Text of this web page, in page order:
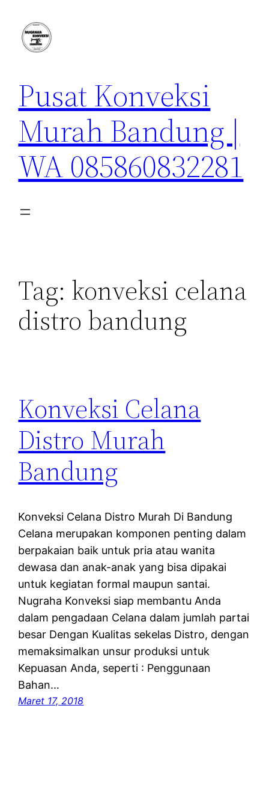
konten
Pusat Konveksi
Murah Bandung |
WA 085860832281
Tag: konveksi celana
distro bandung
Konveksi Celana
Distro Murah
Bandung
Konveksi Celana Distro Murah Di Bandung
Celana merupakan komponen penting dalam
berpakaian baik untuk pria atau wanita
dewasa dan anak-anak yang bisa dipakai
untuk kegiatan formal maupun santai.
Nugraha Konveksi siap membantu Anda
dalam pengadaan Celana dalam jumlah partai
besar Dengan Kualitas sekelas Distro, dengan
memaksimalkan unsur produksi untuk
Kepuasan Anda, seperti : Penggunaan
Bahan…
Maret 17, 2018